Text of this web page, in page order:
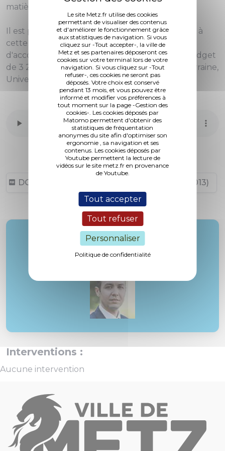
Le site Metz.fr utilise des cookies
permettant de visualiser des contenus
et d'améliorer le fonctionnement grâce
aux statistiques de navigation. Si vous
cliquez sur -Tout accepter-, la ville de
Metz et ses partenaires déposeront ces
cookies sur votre terminal lors de votre
navigation. Si vous cliquez sur -Tout
refuser-, ces cookies ne seront pas
déposés. Votre choix est conservé
pendant 13 mois, et vous pouvez être
informé et modifier vos préférences à
tout moment sur la page -Gestion des
cookies-. Les cookies déposés par
Matomo permettent d'obtenir des
statistiques de fréquentation
anonymes du site afin d'optimiser son
ergonomie , sa navigation et ses
contenus. Les cookies déposés par
Youtube permettent la lecture de
vidéos sur le site metz.fr en provenance
de Youtube.
Tout accepter
Tout refuser
Personnaliser
Politique de confidentialité
matière d'écriture, et un concert en soirée.
Il est proposé de reconduire le soutien apporté à
cette manifestation les années précédentes et
d'accorder une subvention de 700 € sur un budget
de 3 204 €, avec un co-financement Région Lorraine,
Université de Lorraine et Metz Métropole.
DCM N° 12-02-13 (96,44 ko, publié le 11/09/2013)
Rapporteur :
M. Lekadir
Interventions :
Aucune intervention